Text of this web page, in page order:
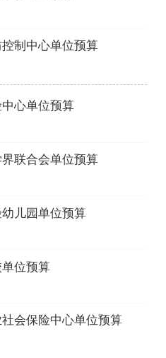
制中心单位预算
心单位预算
联合会单位预算
儿园单位预算
位预算
会保险中心单位预算